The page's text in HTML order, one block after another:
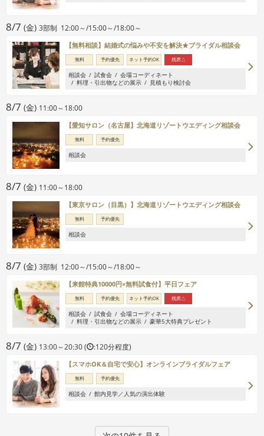
8/7 (金) 3部制 12:00～/15:00～/18:00～
【無料相談】結婚式の悩みや不安を解決★ブライダル相談会
無料 予約優先 ネット予約OK 残席△
相談会 試食会
会場コーディネート
料理・引出物などの展示
見積もり検討会
8/7 (金) 11:00～18:00
【愛知サロン（名古屋】北海道リゾートウエディング相談会
無料 予約優先
相談会
8/7 (金) 11:00～18:00
【東京サロン（目黒）】北海道リゾートウエディング相談会
無料 予約優先
相談会
8/7 (金) 3部制 12:00～/15:00～/18:00～
【来館特典10000円×無料試食付】平日フェア
無料 予約優先 ネット予約OK 残席△
相談会 試食会
会場コーディネート
料理・引出物などの展示
豪華5大特典プレゼント
8/7 (金) 13:00～20:30 ( :120分程度)
【スマホOK＆自宅で安心】オンラインブライダルフェア
無料 予約優先
相談会 館内見学／人気の演出体験